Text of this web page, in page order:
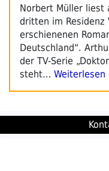
Norbert Müller liest
dritten im Residenz
erschienenen
Deutschland“.
der TV-Serie
steht…